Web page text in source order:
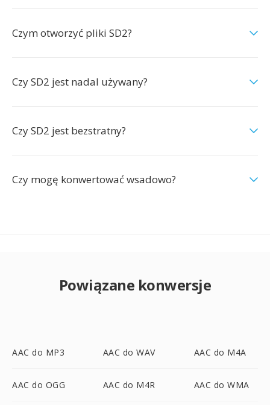
Czym otworzyć pliki SD2?
Czy SD2 jest nadal używany?
Czy SD2 jest bezstratny?
Czy mogę konwertować wsadowo?
Powiązane konwersje
AAC do MP3 AAC do WAV AAC do M4A
AAC do OGG AAC do M4R AAC do WMA